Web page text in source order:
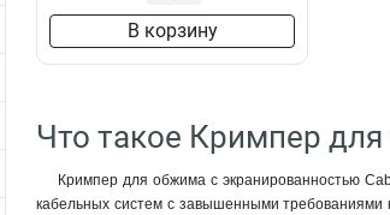
В корзину
Что такое Кримпер
Кримпер для обжима с экранированностью
кабельных систем с завышенными требованиями